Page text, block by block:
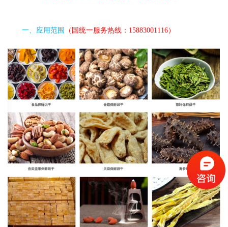
一、应用范围 （国统一服务热线：15883001116）